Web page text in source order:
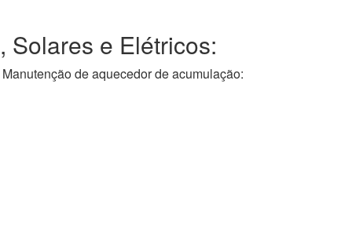
Solares e Elétricos:
de aquecedor de acumulação: